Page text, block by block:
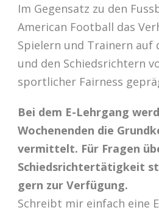
Im Gegensatz zu den
American Football das
Spielern und Trainern auf
und den Schiedsrichtern
sportlicher Fairness
Bei dem E-Lehrgang
Wochenenden die
vermittelt. Für Fragen
Schiedsrichtertätigkeit
gern zur Verfügung.
Schreibt mir einfach eine